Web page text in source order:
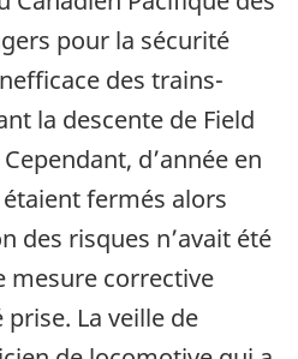
pour la sécurité
des trains-
la descente de Field
d’année en
fermés alors
des risques n’avait été
mesure corrective
prise. La veille de